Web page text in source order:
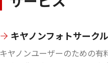
キヤノンフォトサークル
キヤノンユーザーのための有